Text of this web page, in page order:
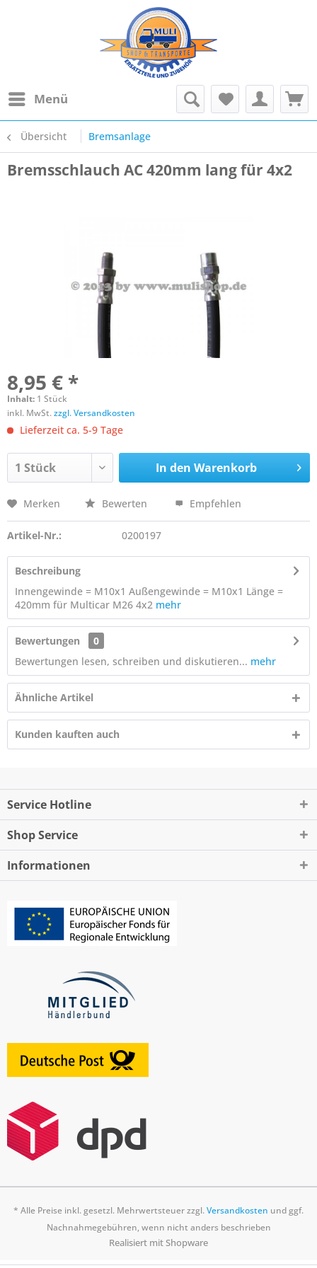
Menü
Übersicht Bremsanlage
Bremsschlauch AC 420mm lang für 4x2
8,95 € *
Inhalt: 1 Stück
inkl. MwSt.zzgl. Versandkosten
Lieferzeit ca. 5-9 Tage
In den Warenkorb
Merken Bewerten Empfehlen
Artikel-Nr.: 0200197
Beschreibung
Innengewinde = M10x1 Außengewinde = M10x1 Länge =
420mm für Multicar M26 4x2 mehr
Bewertungen
0
Bewertungen lesen, schreiben und diskutieren... mehr
Ähnliche Artikel
Kunden kauften auch
Service Hotline
Shop Service
Informationen
* Alle Preise inkl. gesetzl. Mehrwertsteuer zzgl.Versandkosten und ggf.
Nachnahmegebühren, wenn nicht anders beschrieben
Realisiert mit Shopware